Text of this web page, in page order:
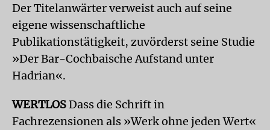
Der Titelanwärter verweist auch auf seine
eigene wissenschaftliche
Publikationstätigkeit, zuvörderst seine Studie
»Der Bar-Cochbaische Aufstand unter
Hadrian«.
WERTLOS Dass die Schrift in
Fachrezensionen als »Werk ohne jeden Wert«